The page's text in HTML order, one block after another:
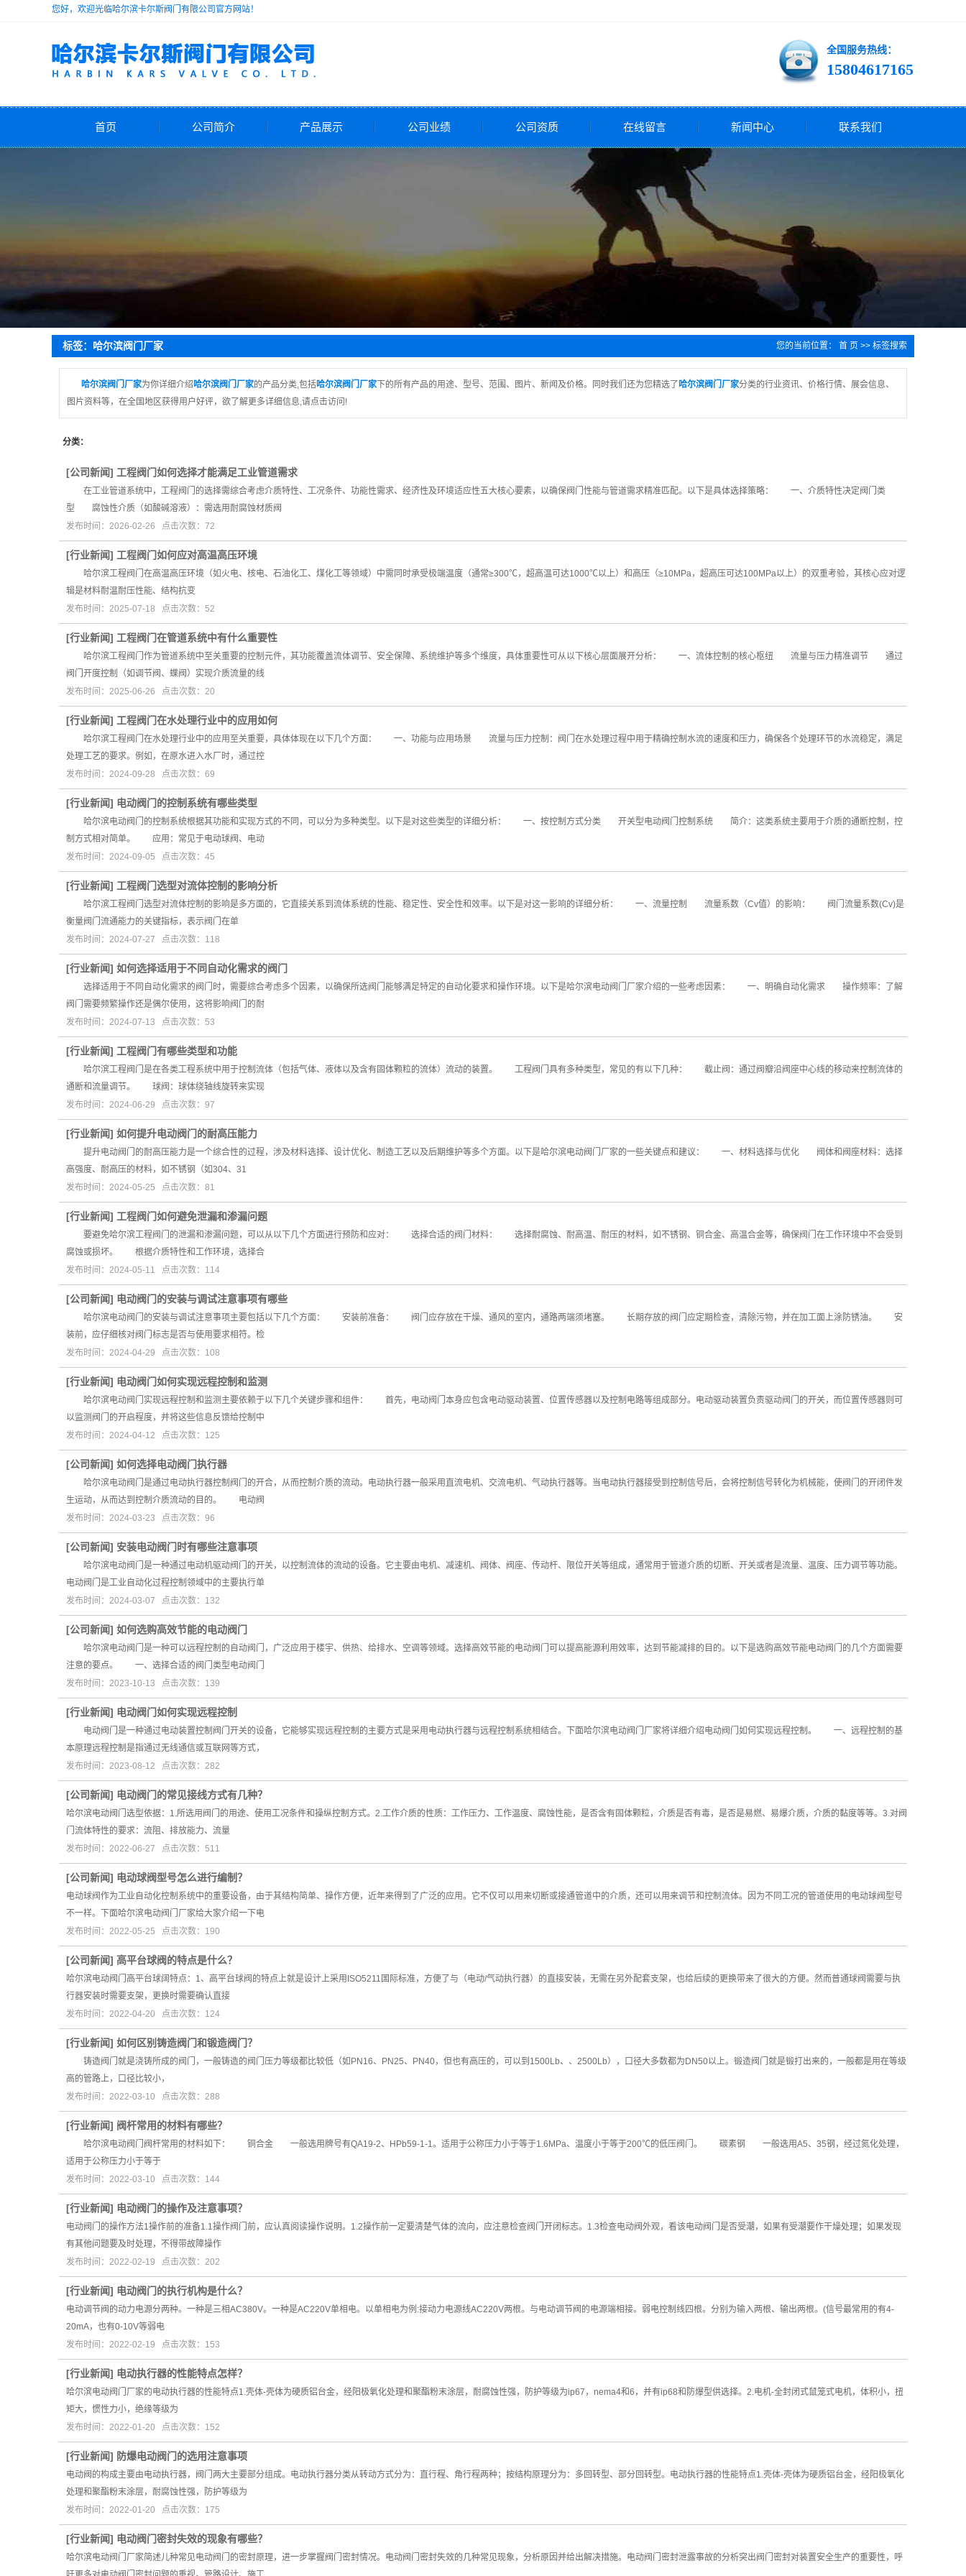
您好，欢迎光临哈尔滨卡尔斯阀门有限公司官方网站！
全国服务热线：
15804617165
首页 公司简介 产品展示
自力式调节阀
疏水阀
蝶阀
球阀
公司业绩 公司资质 在线留言 新闻中心 联系我们
标签：哈尔滨阀门厂家 您的当前位置： 首 页 >> 标签搜索
哈尔滨阀门厂家为你详细介绍哈尔滨阀门厂家的产品分类,包括哈尔滨阀门厂家 下的所有产品的用途、型号、范围、图片、新闻及价格。同时我们还为您精选了哈尔滨阀门厂家分类的行业资讯、价格行情、展会信息、
图片资料等，在全国地区获得用户好评，欲了解更多详细信息,请点击访问!
分类：
[公司新闻] 工程阀门如何选择才能满足工业管道需求
在工业管道系统中，工程阀门的选择需综合考虑介质特性、工况条件、功能性需求、经济性及环境适应性五大核心要素，以确保阀门性能与管道需求精准匹配。以下是具体选择策略： 一、介质特性决定阀门类
型 腐蚀性介质（如酸碱溶液）：需选用耐腐蚀材质阀
发布时间：2026-02-26 点击次数：72
[行业新闻] 工程阀门如何应对高温高压环境
哈尔滨工程阀门在高温高压环境（如火电、核电、石油化工、煤化工等领域）中需同时承受极端温度（通常≥300℃，超高温可达1000℃以上）和高压（≥10MPa，超高压可达100MPa以上）的双重考验，其核心应对逻
辑是材料耐温耐压性能、结构抗变
发布时间：2025-07-18 点击次数：52
[行业新闻] 工程阀门在管道系统中有什么重要性
哈尔滨工程阀门作为管道系统中至关重要的控制元件，其功能覆盖流体调节、安全保障、系统维护等多个维度，具体重要性可从以下核心层面展开分析： 一、流体控制的核心枢纽 流量与压力精准调节 通过
阀门开度控制（如调节阀、蝶阀）实现介质流量的线
发布时间：2025-06-26 点击次数：20
[行业新闻] 工程阀门在水处理行业中的应用如何
哈尔滨工程阀门在水处理行业中的应用至关重要，具体体现在以下几个方面： 一、功能与应用场景 流量与压力控制：阀门在水处理过程中用于精确控制水流的速度和压力，确保各个处理环节的水流稳定，满足
处理工艺的要求。例如，在原水进入水厂时，通过控
发布时间：2024-09-28 点击次数：69
[行业新闻] 电动阀门的控制系统有哪些类型
哈尔滨电动阀门的控制系统根据其功能和实现方式的不同，可以分为多种类型。以下是对这些类型的详细分析： 一、按控制方式分类 开关型电动阀门控制系统 简介：这类系统主要用于介质的通断控制，控
制方式相对简单。 应用：常见于电动球阀、电动
发布时间：2024-09-05 点击次数：45
[行业新闻] 工程阀门选型对流体控制的影响分析
哈尔滨工程阀门选型对流体控制的影响是多方面的，它直接关系到流体系统的性能、稳定性、安全性和效率。以下是对这一影响的详细分析： 一、流量控制 流量系数（Cv值）的影响： 阀门流量系数(Cv)是
衡量阀门流通能力的关键指标，表示阀门在单
发布时间：2024-07-27 点击次数：118
[行业新闻] 如何选择适用于不同自动化需求的阀门
选择适用于不同自动化需求的阀门时，需要综合考虑多个因素，以确保所选阀门能够满足特定的自动化要求和操作环境。以下是哈尔滨电动阀门厂家介绍的一些考虑因素： 一、明确自动化需求 操作频率：了解
阀门需要频繁操作还是偶尔使用，这将影响阀门的耐
发布时间：2024-07-13 点击次数：53
[行业新闻] 工程阀门有哪些类型和功能
哈尔滨工程阀门是在各类工程系统中用于控制流体（包括气体、液体以及含有固体颗粒的流体）流动的装置。 工程阀门具有多种类型，常见的有以下几种： 截止阀：通过阀瓣沿阀座中心线的移动来控制流体的
通断和流量调节。 球阀：球体绕轴线旋转来实现
发布时间：2024-06-29 点击次数：97
[行业新闻] 如何提升电动阀门的耐高压能力
提升电动阀门的耐高压能力是一个综合性的过程，涉及材料选择、设计优化、制造工艺以及后期维护等多个方面。以下是哈尔滨电动阀门厂家的一些关键点和建议： 一、材料选择与优化 阀体和阀座材料：选择
高强度、耐高压的材料，如不锈钢（如304、31
发布时间：2024-05-25 点击次数：81
[行业新闻] 工程阀门如何避免泄漏和渗漏问题
要避免哈尔滨工程阀门的泄漏和渗漏问题，可以从以下几个方面进行预防和应对： 选择合适的阀门材料： 选择耐腐蚀、耐高温、耐压的材料，如不锈钢、铜合金、高温合金等，确保阀门在工作环境中不会受到
腐蚀或损坏。 根据介质特性和工作环境，选择合
发布时间：2024-05-11 点击次数：114
[公司新闻] 电动阀门的安装与调试注意事项有哪些
哈尔滨电动阀门的安装与调试注意事项主要包括以下几个方面： 安装前准备： 阀门应存放在干燥、通风的室内，通路两端须堵塞。 长期存放的阀门应定期检查，清除污物，并在加工面上涂防锈油。 安
装前，应仔细核对阀门标志是否与使用要求相符。检
发布时间：2024-04-29 点击次数：108
[行业新闻] 电动阀门如何实现远程控制和监测
哈尔滨电动阀门实现远程控制和监测主要依赖于以下几个关键步骤和组件： 首先，电动阀门本身应包含电动驱动装置、位置传感器以及控制电路等组成部分。电动驱动装置负责驱动阀门的开关，而位置传感器则可
以监测阀门的开启程度，并将这些信息反馈给控制中
发布时间：2024-04-12 点击次数：125
[公司新闻] 如何选择电动阀门执行器
哈尔滨电动阀门是通过电动执行器控制阀门的开合，从而控制介质的流动。电动执行器一般采用直流电机、交流电机、气动执行器等。当电动执行器接受到控制信号后，会将控制信号转化为机械能，使阀门的开闭件发
生运动，从而达到控制介质流动的目的。 电动阀
发布时间：2024-03-23 点击次数：96
[公司新闻] 安装电动阀门时有哪些注意事项
哈尔滨电动阀门是一种通过电动机驱动阀门的开关，以控制流体的流动的设备。它主要由电机、减速机、阀体、阀座、传动杆、限位开关等组成，通常用于管道介质的切断、开关或者是流量、温度、压力调节等功能。
电动阀门是工业自动化过程控制领域中的主要执行单
发布时间：2024-03-07 点击次数：132
[公司新闻] 如何选购高效节能的电动阀门
哈尔滨电动阀门是一种可以远程控制的自动阀门，广泛应用于楼宇、供热、给排水、空调等领域。选择高效节能的电动阀门可以提高能源利用效率，达到节能减排的目的。以下是选购高效节能电动阀门的几个方面需要
注意的要点。 一、选择合适的阀门类型电动阀门
发布时间：2023-10-13 点击次数：139
[行业新闻] 电动阀门如何实现远程控制
电动阀门是一种通过电动装置控制阀门开关的设备，它能够实现远程控制的主要方式是采用电动执行器与远程控制系统相结合。下面哈尔滨电动阀门厂家将详细介绍电动阀门如何实现远程控制。 一、远程控制的基
本原理远程控制是指通过无线通信或互联网等方式，
发布时间：2023-08-12 点击次数：282
[公司新闻] 电动阀门的常见接线方式有几种？
哈尔滨电动阀门选型依据：1.所选用阀门的用途、使用工况条件和操纵控制方式。2.工作介质的性质：工作压力、工作温度、腐蚀性能，是否含有固体颗粒，介质是否有毒，是否是易燃、易爆介质，介质的黏度等等。3.对阀
门流体特性的要求：流阻、排放能力、流量
发布时间：2022-06-27 点击次数：511
[公司新闻] 电动球阀型号怎么进行编制？
电动球阀作为工业自动化控制系统中的重要设备，由于其结构简单、操作方便，近年来得到了广泛的应用。它不仅可以用来切断或接通管道中的介质，还可以用来调节和控制流体。因为不同工况的管道使用的电动球阀型号
不一样。下面哈尔滨电动阀门厂家给大家介绍一下电
发布时间：2022-05-25 点击次数：190
[公司新闻] 高平台球阀的特点是什么？
哈尔滨电动阀门高平台球阔特点：1、高平台球阀的特点上就是设计上采用ISO5211国际标准，方便了与（电动/气动执行器）的直接安装，无需在另外配套支架，也给后续的更换带来了很大的方便。然而普通球阀需要与执
行器安装时需要支架，更换时需要确认直接
发布时间：2022-04-20 点击次数：124
[行业新闻] 如何区别铸造阀门和锻造阀门？
铸造阀门就是浇铸所成的阀门，一般铸造的阀门压力等级都比较低（如PN16、PN25、PN40，但也有高压的，可以到1500Lb、、2500Lb），口径大多数都为DN50以上。锻造阀门就是锻打出来的，一般都是用在等级
高的管路上，口径比较小，
发布时间：2022-03-10 点击次数：288
[行业新闻] 阀杆常用的材料有哪些？
哈尔滨电动阀门阀杆常用的材料如下： 铜合金 一般选用牌号有QA19-2、HPb59-1-1。适用于公称压力小于等于1.6MPa、温度小于等于200℃的低压阀门。 碳素钢 一般选用A5、35钢，经过氮化处理，
适用于公称压力小于等于
发布时间：2022-03-10 点击次数：144
[行业新闻] 电动阀门的操作及注意事项？
电动阀门的操作方法1操作前的准备1.1操作阀门前，应认真阅读操作说明。1.2操作前一定要清楚气体的流向，应注意检查阀门开闭标志。1.3检查电动阀外观，看该电动阀门是否受潮，如果有受潮要作干燥处理；如果发现
有其他问题要及时处理，不得带故障操作
发布时间：2022-02-19 点击次数：202
[行业新闻] 电动阀门的执行机构是什么？
电动调节阀的动力电源分两种。一种是三相AC380V。一种是AC220V单相电。以单相电为例:接动力电源线AC220V两根。与电动调节阀的电源端相接。弱电控制线四根。分别为输入两根、输出两根。(信号最常用的有4-
20mA，也有0-10V等弱电
发布时间：2022-02-19 点击次数：153
[行业新闻] 电动执行器的性能特点怎样？
哈尔滨电动阀门厂家的电动执行器的性能特点1.壳体-壳体为硬质铝台金，经阳极氧化处理和聚酯粉末涂层，耐腐蚀性强，防护等级为ip67，nema4和6，并有ip68和防爆型供选择。2.电机-全封闭式鼠笼式电机，体积小，扭
矩大，惯性力小，绝缘等级为
发布时间：2022-01-20 点击次数：152
[行业新闻] 防爆电动阀门的选用注意事项
电动阀的构成主要由电动执行器，阀门两大主要部分组成。电动执行器分类从转动方式分为：直行程、角行程两种；按结构原理分为：多回转型、部分回转型。电动执行器的性能特点1.壳体-壳体为硬质铝台金，经阳极氧化
处理和聚酯粉末涂层，耐腐蚀性强，防护等级为
发布时间：2022-01-20 点击次数：175
[行业新闻] 电动阀门密封失效的现象有哪些？
哈尔滨电动阀门厂家简述儿种常见电动阀门的密封原理，进一步掌握阀门密封情况。电动阀门密封失效的几种常见现象，分析原因并给出解决措施。电动阀门密封泄露事故的分析突出阀门密封对装置安全生产的重要性，呼